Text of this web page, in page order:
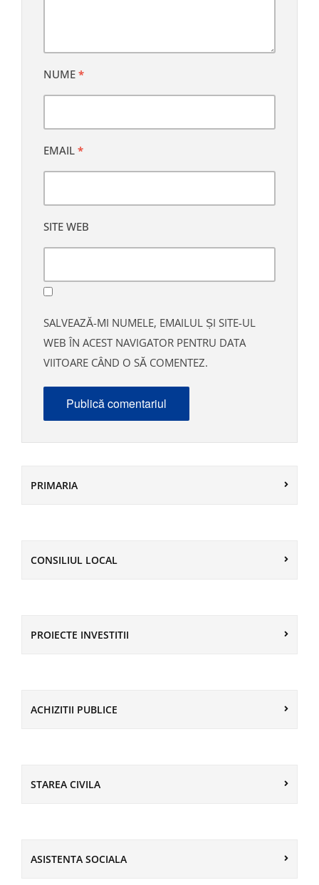
PRIMARIA
CONSILIUL LOCAL
PROIECTE INVESTITII
ACHIZITII PUBLICE
STAREA CIVILA
ASISTENTA SOCIALA
NUME *
EMAIL *
SITE WEB
SALVEAZĂ-MI NUMELE, EMAILUL ȘI SITE-UL
WEB ÎN ACEST NAVIGATOR PENTRU DATA
VIITOARE CÂND O SĂ COMENTEZ.